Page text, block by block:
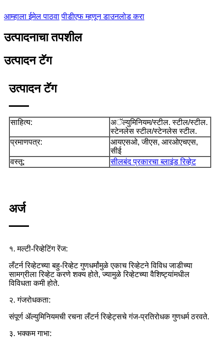
आम्हाला ईमेल पाठवा पीडीएफ म्हणून डाउनलोड करा
उत्पादनाचा तपशील
उत्पादन टॅग
उत्पादन टॅग
साहित्य:
अॅल्युमिनियम/स्टील. स्टील/स्टील.
स्टेनलेस स्टील/स्टेनलेस स्टील.
प्रमाणपत्र:
आयएसओ, जीएस, आरओएचएस,
सीई
वस्तू:
सीलबंद प्रकारचा ब्लाइंड रिव्हेट
अर्ज
१. मल्टी-रिव्हेटिंग रेंज:
लँटर्न रिव्हेटच्या बहु-रिव्हेट गुणधर्मांमुळे एकाच रिव्हेटने विविध जाडीच्या
सामग्रीला रिव्हेट करणे शक्य होते, ज्यामुळे रिव्हेटच्या वैशिष्ट्यांमधील
विविधता कमी होते.
२. गंजरोधकता:
संपूर्ण ॲल्युमिनियमची रचना लँटर्न रिव्हेट्सचे गंज-प्रतिरोधक गुणधर्म ठरवते.
३. भक्कम गाभा: